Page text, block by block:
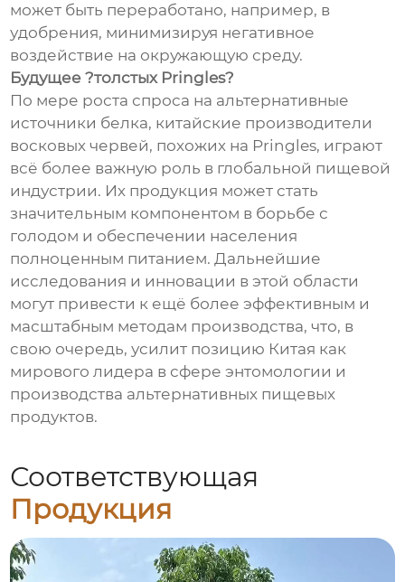
может быть переработано, например, в
удобрения, минимизируя негативное
воздействие на окружающую среду.
Будущее ?толстых Pringles?
По мере роста спроса на альтернативные
источники белка, китайские производители
восковых червей, похожих на Pringles, играют
всё более важную роль в глобальной пищевой
индустрии. Их продукция может стать
значительным компонентом в борьбе с
голодом и обеспечении населения
полноценным питанием. Дальнейшие
исследования и инновации в этой области
могут привести к ещё более эффективным и
масштабным методам производства, что, в
свою очередь, усилит позицию Китая как
мирового лидера в сфере энтомологии и
производства альтернативных пищевых
продуктов.
Соответствующая
Продукция